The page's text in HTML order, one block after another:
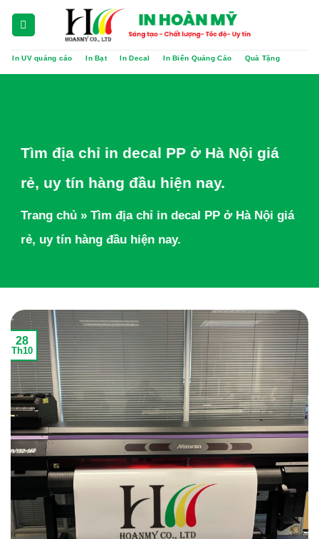
dungIn UV quảng cáo In Bạt In Decal In Biển Quảng Cáo Quà Tặng
Tìm địa chỉ in decal PP ở Hà Nội giá
rẻ, uy tín hàng đầu hiện nay.
Trang chủ »Tìm địa chỉ in decal PP ở Hà Nội giá
rẻ, uy tín hàng đầu hiện nay.
28
Th10